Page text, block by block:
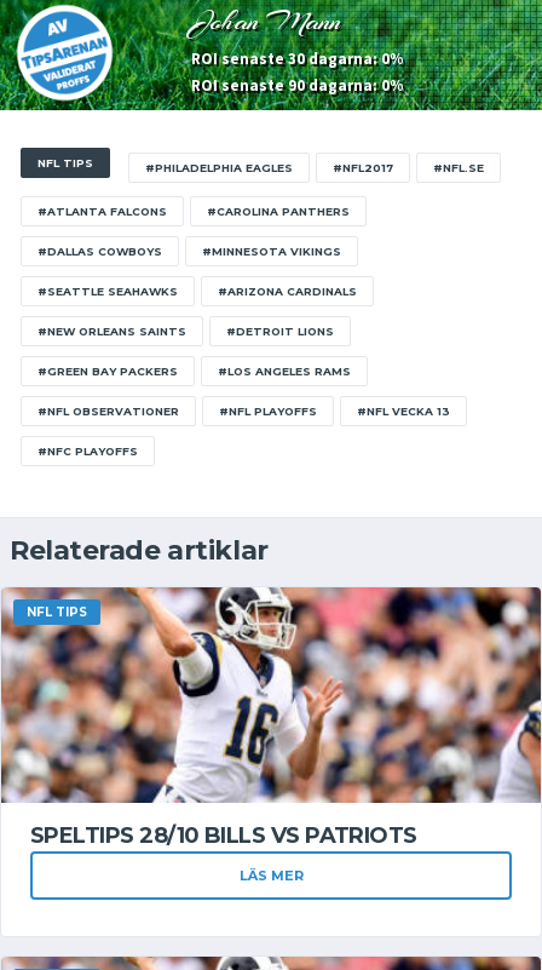
Johan Mann
ROI senaste 30 dagarna: 0%
ROI senaste 90 dagarna: 0%
NFL TIPS #PHILADELPHIA EAGLES #NFL2017 #NFL.SE
#ATLANTA FALCONS #CAROLINA PANTHERS
#DALLAS COWBOYS #MINNESOTA VIKINGS
#SEATTLE SEAHAWKS #ARIZONA CARDINALS
#NEW ORLEANS SAINTS #DETROIT LIONS
#GREEN BAY PACKERS #LOS ANGELES RAMS
#NFL OBSERVATIONER #NFL PLAYOFFS #NFL VECKA 13
#NFC PLAYOFFS
Relaterade artiklar
NFL TIPS
SPELTIPS 28/10 BILLS VS PATRIOTS
LÄS MER